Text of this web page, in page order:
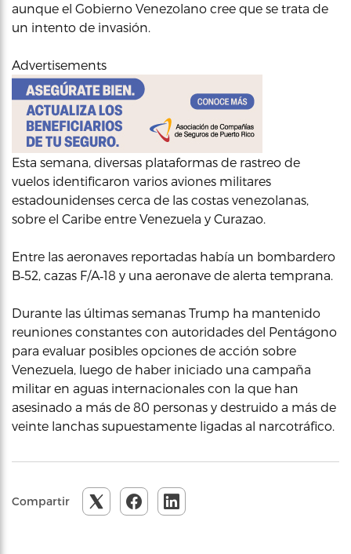
aunque el Gobierno Venezolano cree que se trata de
un intento de invasión.
Advertisements
Esta semana, diversas plataformas de rastreo de
vuelos identificaron varios aviones militares
estadounidenses cerca de las costas venezolanas,
sobre el Caribe entre Venezuela y Curazao.
Entre las aeronaves reportadas había un bombardero
B‑52, cazas F/A‑18 y una aeronave de alerta temprana.
Durante las últimas semanas Trump ha mantenido
reuniones constantes con autoridades del Pentágono
para evaluar posibles opciones de acción sobre
Venezuela, luego de haber iniciado una campaña
militar en aguas internacionales con la que han
asesinado a más de 80 personas y destruido a más de
veinte lanchas supuestamente ligadas al narcotráfico.
Compartir